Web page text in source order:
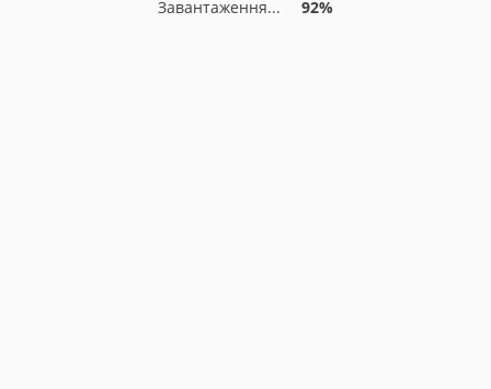
Завантаження... 92%